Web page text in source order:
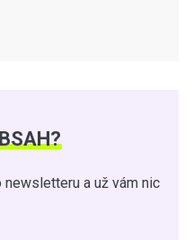
a už vám nic